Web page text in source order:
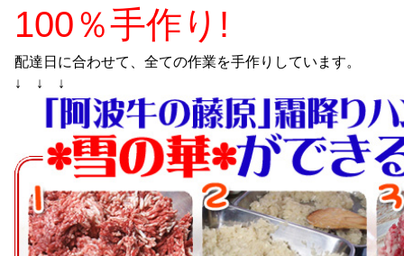
100％手作り!
配達日に合わせて、全ての作業を手作りしています。
↓ ↓ ↓